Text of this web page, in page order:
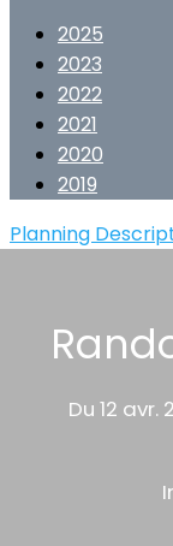
2025
2023
2022
2021
2020
2019
Planning
Du 12 avr.